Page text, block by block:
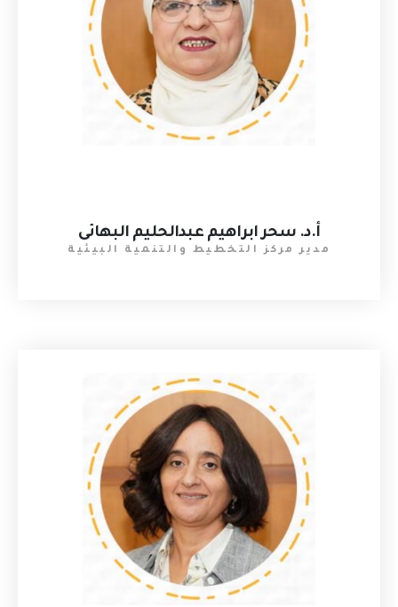
أ.د. سحر ابراهيم عبدالحليم البهائى
مدير مركز التخطيط والتنمية البيئية